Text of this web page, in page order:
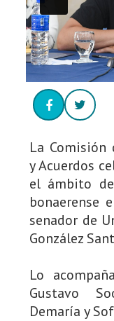
La Comisión
y Acuerdos
el ámbito
bonaerense
senador de
González
Lo
Gustavo
Demaría y